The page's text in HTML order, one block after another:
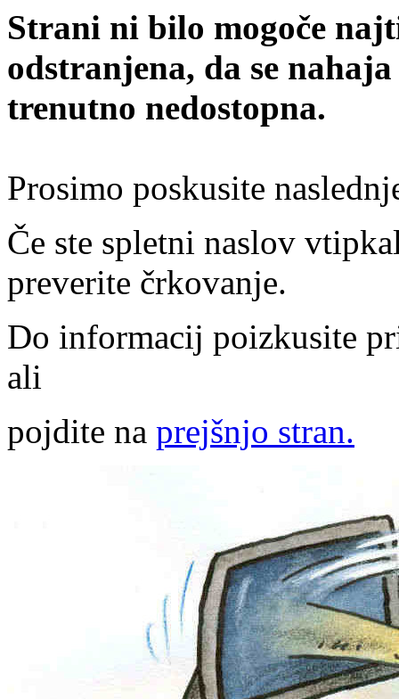
Strani ni bilo mogoče
odstranjena, da se
trenutno nedostopna.
Prosimo poskusite
Če ste spletni naslov
preverite črkovanje.
Do informacij poizkusite
ali
pojdite na prejšnjo stran.